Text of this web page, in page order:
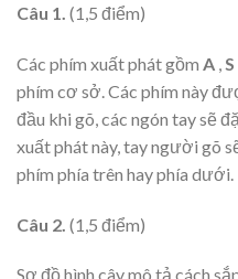
Câu 1. (1,5 điểm)
Các phím xuất phát gồm A S
phím cơ sở. Các phím này
đầu khi gõ, các ngón tay sẽ
xuất phát này, tay người gõ
phím phía trên hay phía dưới.
Câu 2. (1,5 điểm)
Sơ đồ hình cây mô tả cách